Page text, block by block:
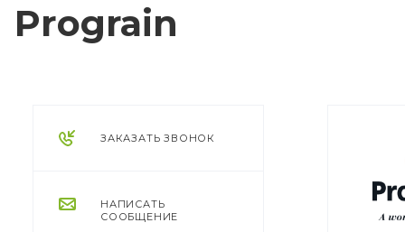
Prograin
ЗАКАЗАТЬ ЗВОНОК
НАПИСАТЬ
СООБЩЕНИЕ